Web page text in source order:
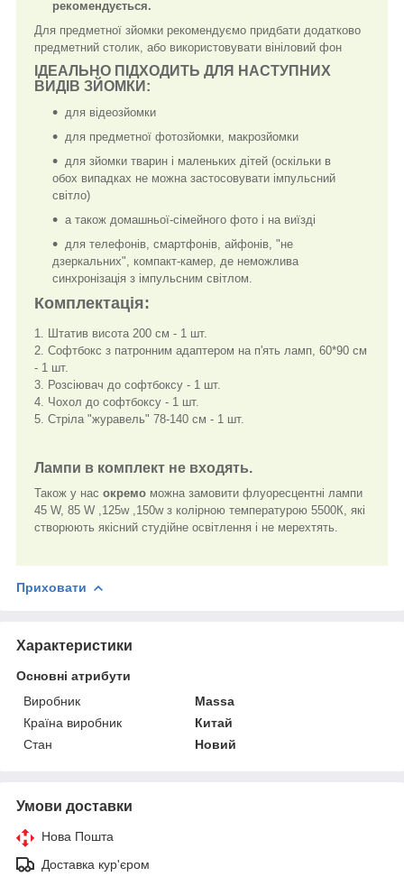
рекомендується.
Для предметної зйомки рекомендуємо придбати додатково
предметний столик, або використовувати вініловий фон
ІДЕАЛЬНО ПІДХОДИТЬ ДЛЯ НАСТУПНИХ
ВИДІВ ЗЙОМКИ:
для відеозйомки
для предметної фотозйомки, макрозйомки
для зйомки тварин і маленьких дітей (оскільки в
обох випадках не можна застосовувати імпульсний
світло)
а також домашньої-сімейного фото і на виїзді
для телефонів, смартфонів, айфонів, "не
дзеркальних", компакт-камер, де неможлива
синхронізація з імпульсним світлом.
Комплектація:
1. Штатив висота 200 см - 1 шт.
2. Софтбокс з патронним адаптером на п'ять ламп, 60*90 см
- 1 шт.
3. Розсіювач до софтбоксу - 1 шт.
4. Чохол до софтбоксу - 1 шт.
5. Стріла "журавель" 78-140 см - 1 шт.
Лампи в комплект не входять.
Також у нас окремо можна замовити флуоресцентні лампи
45 W, 85 W ,125w ,150w з колірною температурою 5500К, які
створюють якісний студійне освітлення і не мерехтять.
Приховати
Характеристики
Основні атрибути
Виробник
Massa
Країна виробник
Китай
Стан
Новий
Умови доставки
Нова Пошта
Доставка кур'єром